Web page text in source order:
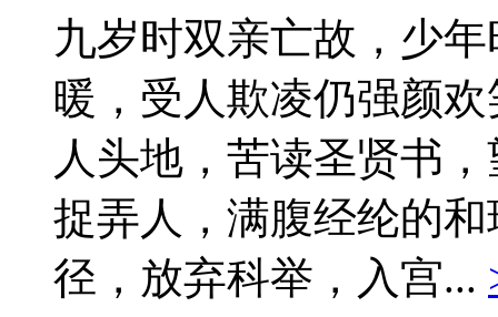
九岁时双亲亡故，少
暖，受人欺凌仍强颜
人头地，苦读圣贤书
捉弄人，满腹经纶的
径，放弃科举，入宫...